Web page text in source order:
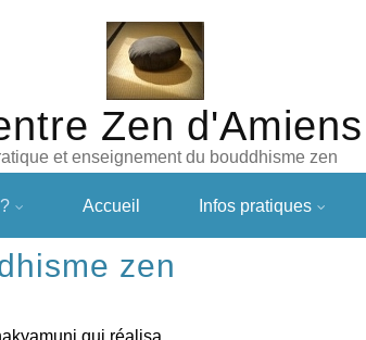
Zen d'Amiens
et enseignement du bouddhisme zen
Accueil Infos pratiques
zen
qui réalisa